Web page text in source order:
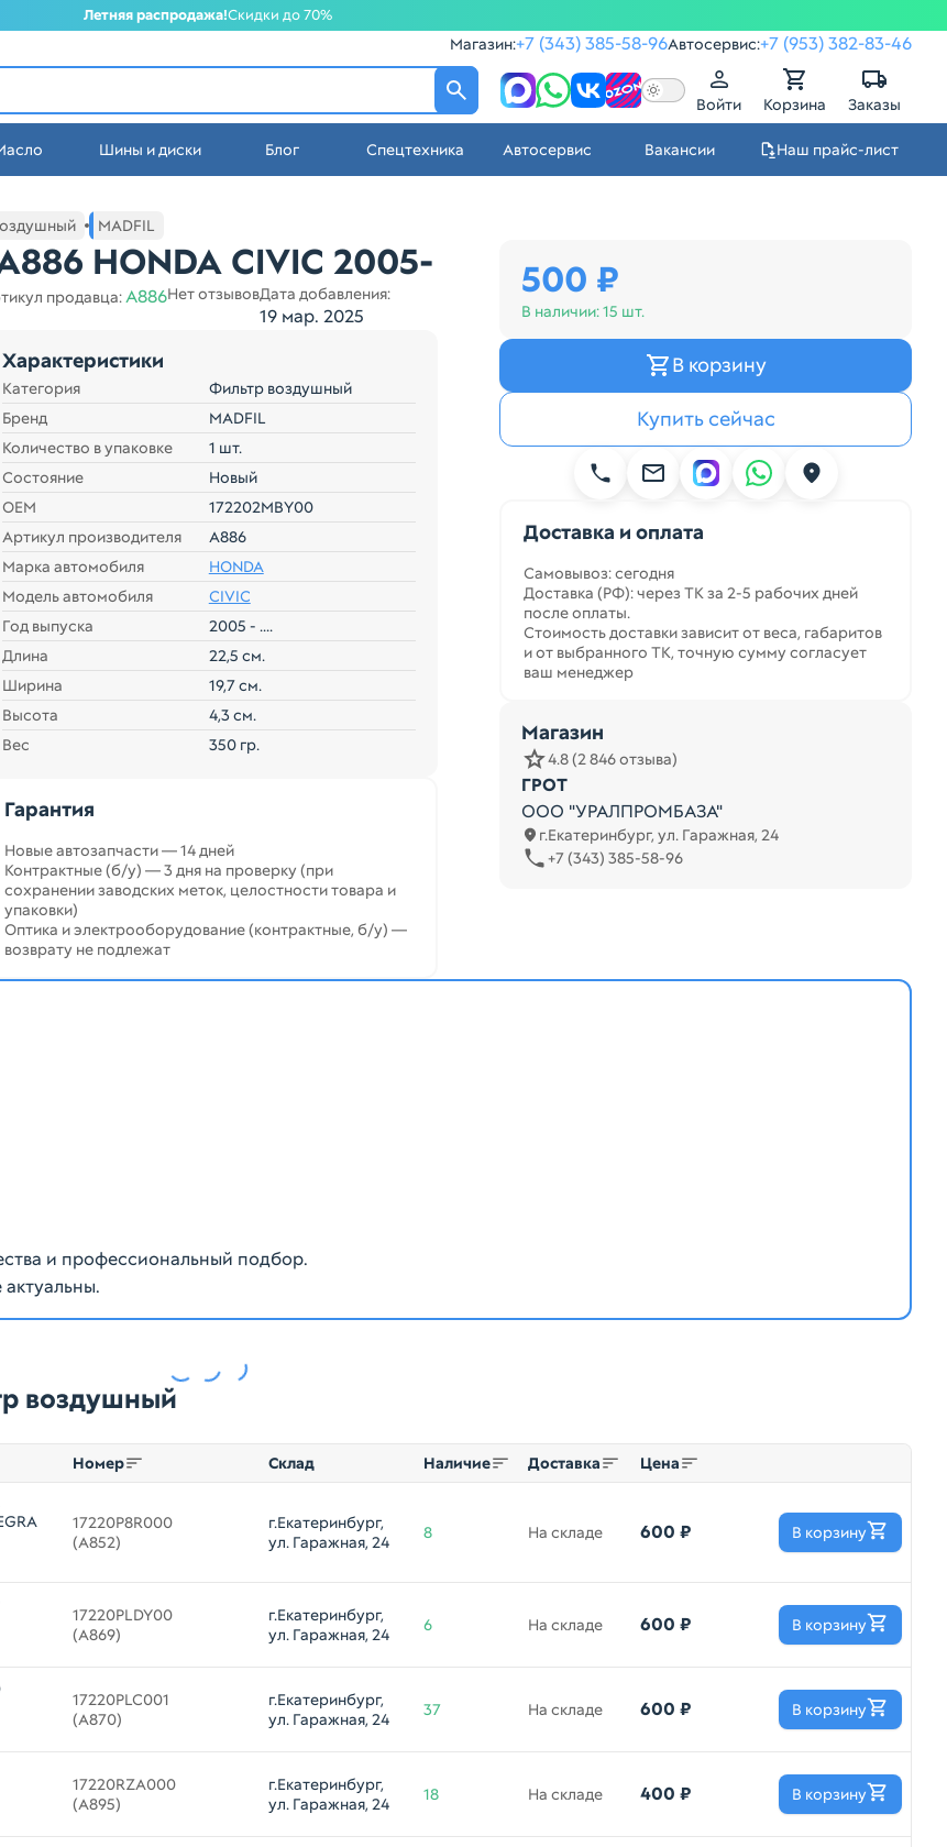
Летняя распродажа!Скидки до 70%
Магазин:+7 (343) 385-58-96Автосервис:+7 (953) 382-83-46
Войти Корзина Заказы
Шины и диски Блог Спецтехника Автосервис Вакансии Наш прайс-лист
Екатеринбурге
MADFIL
HONDA CIVIC 2005-
продавца:A886Нет отзывовДата добавления:
19 мар. 2025
Характеристики
Категория
Фильтр воздушный
Бренд
MADFIL
Количество в упаковке
1 шт.
Состояние
Новый
ОЕМ
172202MBY00
Артикул производителя
A886
Марка автомобиля
HONDA
Модель автомобиля
CIVIC
Год выпуска
2005 - ....
Длина
22,5 см.
Ширина
19,7 см.
Высота
4,3 см.
Вес
350 гр.
Гарантия
Новые автозапчасти — 14 дней
Контрактные (б/у) — 3 дня на проверку (при
сохранении заводских меток, целостности товара и
упаковки)
Оптика и электрооборудование (контрактные, б/у) —
возврату не подлежат
500 ₽
В наличии:15 шт.
В корзину
Купить сейчас
Доставка и оплата
Самовывоз: сегодня
Доставка (РФ): через ТК за 2-5 рабочих дней
после оплаты.
Стоимость доставки зависит от веса, габаритов
и от выбранного ТК, точную сумму согласует
ваш менеджер
Магазин
4.8 (2 846 отзыва)
ГРОТ
ООО "УРАЛПРОМБАЗА"
г.Екатеринбург, ул. Гаражная, 24
+7 (343) 385-58-96
и профессиональный подбор.
воздушный
Номер Склад Наличие Доставка Цена
17220P8R000
(A852)
г.Екатеринбург,
ул. Гаражная, 24
8 На складе 600 ₽ В корзину
17220PLDY00
(A869)
г.Екатеринбург,
ул. Гаражная, 24
6 На складе 600 ₽ В корзину
17220PLC001
(A870)
г.Екатеринбург,
ул. Гаражная, 24
37 На складе 600 ₽ В корзину
17220RZA000
(A895)
г.Екатеринбург,
ул. Гаражная, 24
18 На складе 400 ₽ В корзину